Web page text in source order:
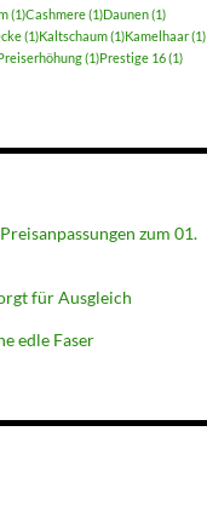
(1)Cashmere(1)Daunen(1)
(1)Kaltschaum(1)Kamelhaar(1)
(1)Prestige 16(1)
zum 01.
für Ausgleich
edle Faser